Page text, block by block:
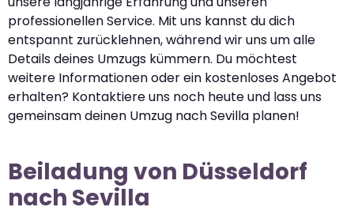
professionellen Service. Mit uns kannst du dich
entspannt zurücklehnen, während wir uns um alle
Details deines Umzugs kümmern. Du möchtest
weitere Informationen oder ein kostenloses Angebot
erhalten? Kontaktiere uns noch heute und lass uns
gemeinsam deinen Umzug nach Sevilla planen!
Beiladung von Düsseldorf
nach Sevilla